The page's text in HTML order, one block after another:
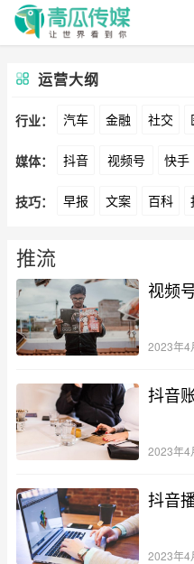
运营大纲
行业： 汽车 金融 社交
动漫 美妆 美食
酒旅 母婴 宠物
媒体： 抖音 视频号 快手
公众号 B站 小红
最右 神马 谷歌
YouTube
技巧： 早报 文案 百科
涨粉 广告 推广
数据 拉新
推流
视频
2023年4
抖音
2023年4
抖音
2023年4